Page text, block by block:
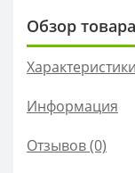
Обзор товара
Характеристики
Информация
Отзывов (0)